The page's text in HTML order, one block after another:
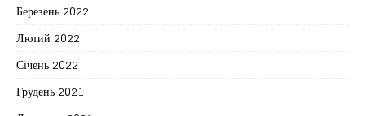
Березень 2022
Лютий 2022
Січень 2022
Грудень 2021